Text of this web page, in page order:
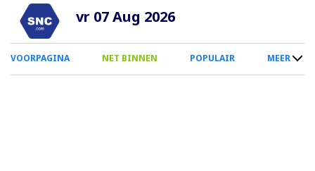
Overslaan
naar
inhoud
vr 07 Aug 2026
0
Smartphone
VOORPAGINA NET BINNEN POPULAIR MEER